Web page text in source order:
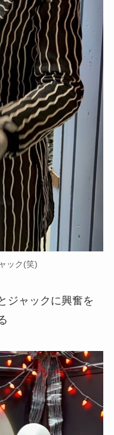
ック(笑)
ジャックに興奮を